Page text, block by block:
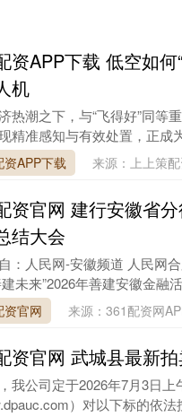
资APP下载 低空如
机
热潮之下，与“飞得好”同等
精准感知与有效处置，正成
资APP下载 来源：上上策
资官网 建行安徽省
结大会
：人民网-安徽频道 人民网
未来”2026年善建安徽金融
资官网 来源：361配资网
资官网 武城县最新拍
我公司定于2026年7月3日
）对以下标的依